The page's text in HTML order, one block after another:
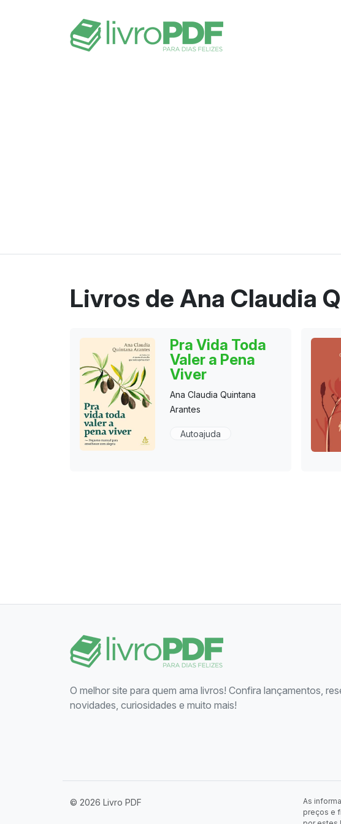
Livros de Ana Claudia
Pra Vida Toda
Valer a Pena
Viver
Ana Claudia Quintana
Arantes
Autoajuda
O melhor site para quem ama livros! Confira lançamentos,
novidades, curiosidades e muito mais!
© 2026 Livro PDF
As
preços e